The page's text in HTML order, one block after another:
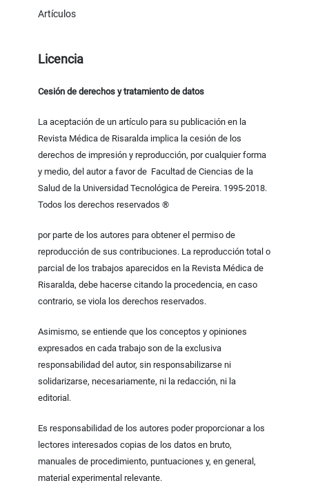
Artículos
Licencia
Cesión de derechos y tratamiento de datos
La aceptación de un artículo para su publicación en la
Revista Médica de Risaralda implica la cesión de los
derechos de impresión y reproducción, por cualquier forma
y medio, del autor a favor de Facultad de Ciencias de la
Salud de la Universidad Tecnológica de Pereira. 1995-2018.
Todos los derechos reservados ®
por parte de los autores para obtener el permiso de
reproducción de sus contribuciones. La reproducción total o
parcial de los trabajos aparecidos en la Revista Médica de
Risaralda, debe hacerse citando la procedencia, en caso
contrario, se viola los derechos reservados.
Asimismo, se entiende que los conceptos y opiniones
expresados en cada trabajo son de la exclusiva
responsabilidad del autor, sin responsabilizarse ni
solidarizarse, necesariamente, ni la redacción, ni la
editorial.
Es responsabilidad de los autores poder proporcionar a los
lectores interesados copias de los datos en bruto,
manuales de procedimiento, puntuaciones y, en general,
material experimental relevante.